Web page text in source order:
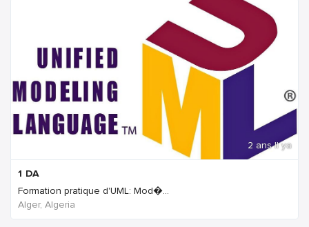
2 ans Il ya
1 DA
Formation pratique d'UML: Mod�...
Alger, Algeria